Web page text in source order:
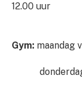
12.00 uur
Gym: maandag
donderdag